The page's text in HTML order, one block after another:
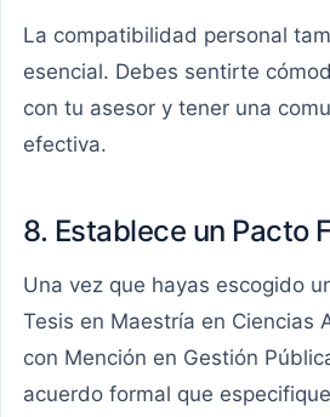
La compatibilidad personal
esencial. Debes sentirte
con tu asesor y tener una
efectiva.
8. Establece un Pacto
Una vez que hayas escogido
Tesis en Maestría en Ciencias
con Mención en Gestión
acuerdo formal que